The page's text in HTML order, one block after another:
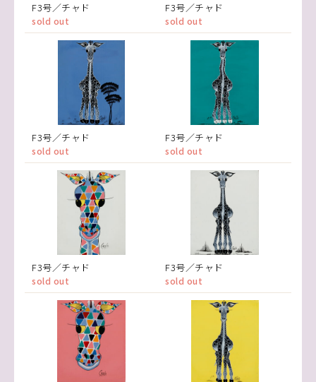
F3号／チャド
sold out
F3号／チャド
sold out
F3号／チャド
sold out
F3号／チャド
sold out
F3号／チャド
sold out
F3号／チャド
sold out